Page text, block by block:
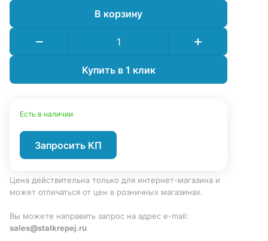
В корзину
Купить в 1 клик
Есть в наличии
Запросить КП
Цена действительна только для интернет-магазина и
может отличаться от цен в розничных магазинах.
Вы можете направить запрос на адрес e-mail:
sales@stalkrepej.ru